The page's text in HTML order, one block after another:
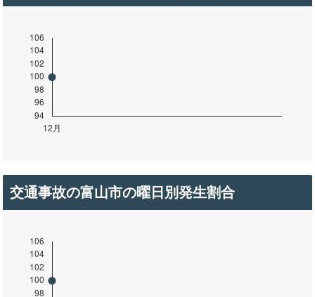
交通事故の富山市の曜日別発生割合